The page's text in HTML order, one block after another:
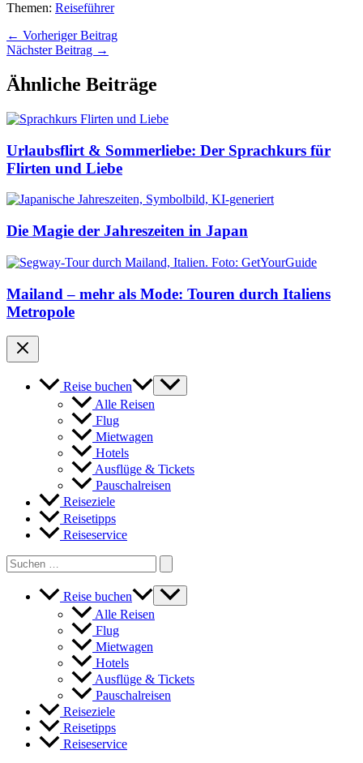
Themen: Reiseführer
← Vorheriger Beitrag
Nächster Beitrag →
Ähnliche Beiträge
Urlaubsflirt & Sommerliebe: Der Sprachkurs für
Flirten und Liebe
Die Magie der Jahreszeiten in Japan
Mailand – mehr als Mode: Touren durch Italiens
Metropole
Reise buchen
Alle Reisen
Flug
Mietwagen
Hotels
Ausflüge & Tickets
Pauschalreisen
Reiseziele
Reisetipps
Reiseservice
Search
for:
Reise buchen
Alle Reisen
Flug
Mietwagen
Hotels
Ausflüge & Tickets
Pauschalreisen
Reiseziele
Reisetipps
Reiseservice